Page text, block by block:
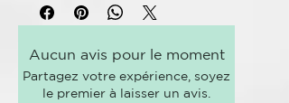
sustituto ideal para las pastas
dentales comerciales.
Esta pasta de dientes natural está
elaborada con aceite esencial
orgánica de menta inglesa
Kaolin^, Butyrospermum Parkii
Diatomaceus Earth*^, Sodium
bicarbonate^, Menta Piperita Oil^*,
Tocopherol^, Limonene*^.
Aucun avis pour le moment
Partagez votre expérience, soyez
le premier à laisser un avis.